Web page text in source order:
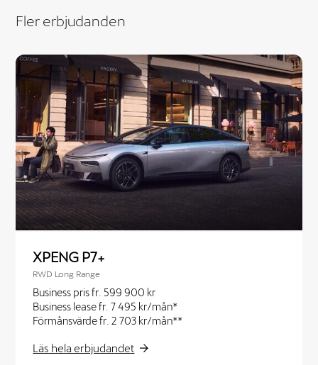
Fler erbjudanden
XPENG P7+
RWD Long Range
Business pris fr. 599 900 kr
Business lease fr. 7 495 kr/mån*
Förmånsvärde fr. 2 703 kr/mån**
Läs hela erbjudandet